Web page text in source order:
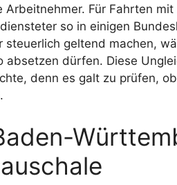
Arbeitnehmer. Für Fahrten
so in einigen
steuerlich geltend machen,
absetzen dürfen. Diese
denn es galt zu prüfen,